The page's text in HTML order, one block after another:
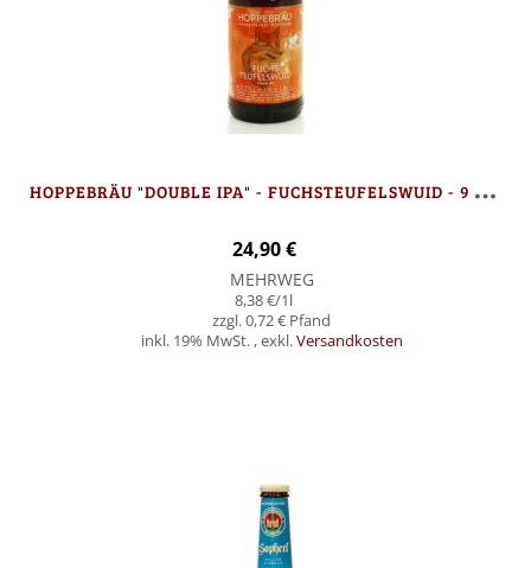
H
OPPEBRÄU "DOUBLE IPA" - FUCHSTEUFELSWUID - 9 FLASCHEN
24,90 €
MEHRWEG
8,38 €/1l
0,72 €
inkl. 19% MwSt. ,exkl.Versandkosten